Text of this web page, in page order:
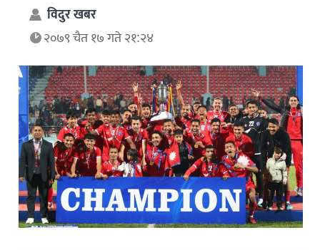
विदुर खबर
२०७९ चैत १७ गते २१:२४